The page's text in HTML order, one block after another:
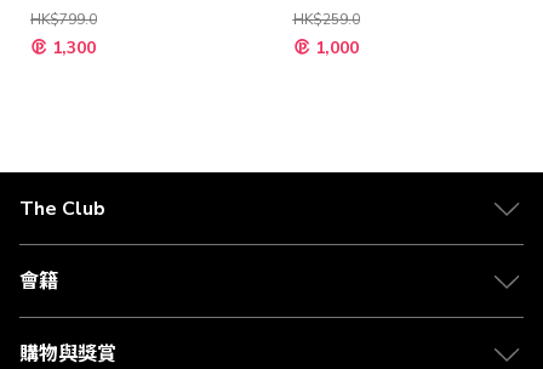
HK$799.0
特
殊 1,300
HK$259.0
特
殊 1,000
The Club
關於 The Club
合作夥伴
媒體中心
會籍
會籍及專屬禮遇
賺取積分
購物與獎賞